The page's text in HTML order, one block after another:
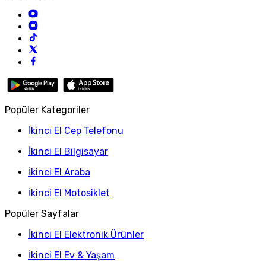
Popüler Kategoriler
İkinci El Cep Telefonu
İkinci El Bilgisayar
İkinci El Araba
İkinci El Motosiklet
Popüler Sayfalar
İkinci El Elektronik Ürünler
İkinci El Ev & Yaşam